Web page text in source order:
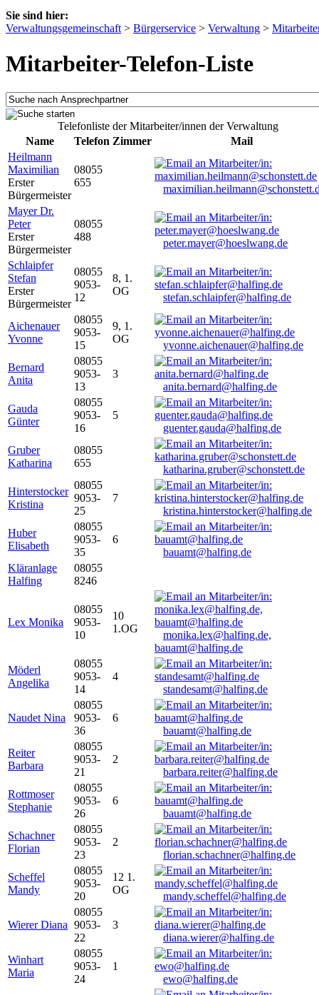
Sie sind hier:
Verwaltungsgemeinschaft > Bürgerservice > Verwaltung >
Mitarbeiter-Telefon-Liste
Telefonliste der Mitarbeiter/innen der Verwaltung
Name
Telefon Zimmer
Mail
Heilmann
Maximilian
Erster
Bürgermeister
08055
655
Mayer Dr.
Peter
Erster
Bürgermeister
08055
488
peter.mayer@hoeslwang.de
Schlaipfer
Stefan
Erster
Bürgermeister
08055
9053-
12
8, 1.
OG
stefan.schlaipfer@halfing.de
Aichenauer
Yvonne
08055
9053-
15
9, 1.
OG
yvonne.aichenauer@halfing.de
Bernard
Anita
08055
9053-
13
3
anita.bernard@halfing.de
Gauda
Günter
08055
9053-
16
5
guenter.gauda@halfing.de
Gruber
Katharina
08055
655
katharina.gruber@schonstett.de
Hinterstocker
Kristina
08055
9053-
25
7
kristina.hinterstocker@halfing.de
Huber
Elisabeth
08055
9053-
35
6
bauamt@halfing.de
Kläranlage
Halfing
08055
8246
Lex Monika
08055
9053-
10
10
1.OG
monika.lex@halfing.de,
bauamt@halfing.de
Möderl
Angelika
08055
9053-
14
4
standesamt@halfing.de
Naudet Nina
08055
9053-
36
6
bauamt@halfing.de
Reiter
Barbara
08055
9053-
21
2
barbara.reiter@halfing.de
Rottmoser
Stephanie
08055
9053-
26
6
bauamt@halfing.de
Schachner
Florian
08055
9053-
23
2
florian.schachner@halfing.de
Scheffel
Mandy
08055
9053-
20
12 1.
OG
mandy.scheffel@halfing.de
Wierer Diana
08055
9053-
22
3
diana.wierer@halfing.de
Winhart
Maria
08055
9053-
24
1
ewo@halfing.de